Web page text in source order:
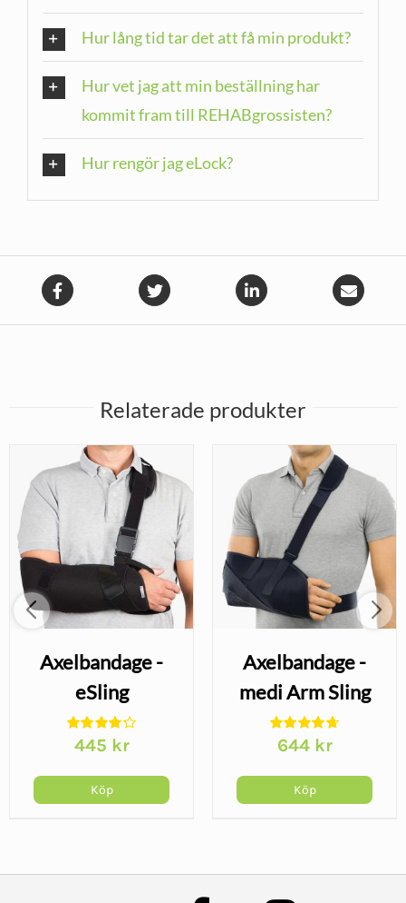
Hur lång tid tar det att få min produkt?
Hur vet jag att min beställning har
kommit fram till REHABgrossisten?
Hur rengör jag eLock?
Relaterade produkter
Axelbandage -
eSling
445 kr
Köp
Axelbandage -
medi Arm Sling
644 kr
Köp